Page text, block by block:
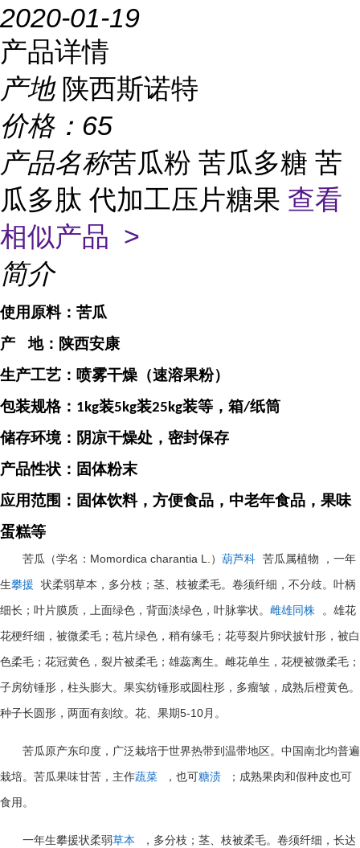
2020-01-19
产品详情
产地 陕西斯诺特
价格： 65
产品名称苦瓜粉 苦瓜多糖 苦
瓜多肽 代加工压片糖果 查看
相似产品 >
简介
使用原料： 苦瓜
产
地： 陕西安康
生产工艺：喷雾干燥（速溶果粉）
包装规格： 1kg装5kg装25kg装等，箱/纸筒
储存环境：阴凉干燥处，密封保存
产品性状：固体粉末
应用范围：固体饮料，方便食品，中老年食品，果味
蛋糕等
苦瓜（学名： Momordica charantia L. ） 葫芦科 苦瓜属植物 ，一年
生攀援 状柔弱草本，多分枝；茎、枝被柔毛。卷须纤细，不分歧。叶柄
细长；叶片膜质，上面绿色，背面淡绿色，叶脉掌状。 雌雄同株 。雄花
花梗纤细，被微柔毛；苞片绿色，稍有缘毛；花萼裂片卵状披针形，被白
色柔毛；花冠黄色，裂片被柔毛；雄蕊离生。雌花单生，花梗被微柔毛；
子房纺锤形，柱头膨大。果实纺锤形或圆柱形，多瘤皱，成熟后橙黄色。
种子长圆形，两面有刻纹。花、果期5-10月。
苦瓜原产东印度，广泛栽培于世界热带到温带地区。中国南北均普遍
栽培。苦瓜果味甘苦，主作蔬菜 ，也可糖渍 ；成熟果肉和假种皮也可
食用。
一年生攀援状柔弱草本 ，多分枝；茎、枝被柔毛。卷须纤细，长达